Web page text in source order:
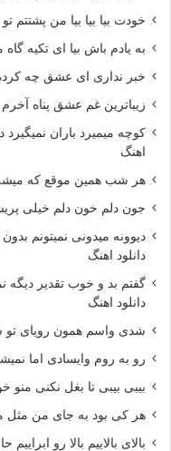
خودت بیا بیا بیا من پشتتم
به یادم باش بیا ای تکیه
خبر نداری ای عشق چه کرده
زیباترین غم عشق پناه
کوچه میمیرد باران
اهنگ
هر شب همین موقع که میشه
جون دلم خون دلم خیلی
دیوونه میدونی نمیتونم
دانلود اهنگ
گفتم بد و خوب تقدیر دیگه
دانلود اهنگ
شدی واسم همون رویای تو
رو به روم وایسادی اما
بیبی بیبی تا بغل نکنی منو
هر کی بود به جای من مثل
بالای بالاییم بالا رو